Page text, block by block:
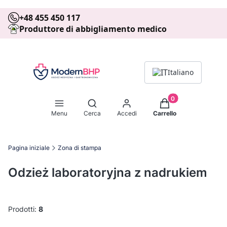
+48 455 450 117
Produttore di abbigliamento medico
Italiano
Menu
Apri motore di ricerca
Cerca Accedi
Prodotti nel
Carrello
Pagina iniziale Zona di stampa
Odzież laboratoryjna z nadrukiem
Prodotti: 8